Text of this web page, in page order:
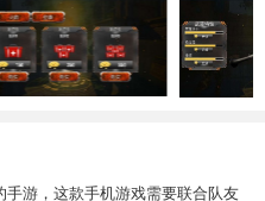
手游，这款手机游戏需要联合队友